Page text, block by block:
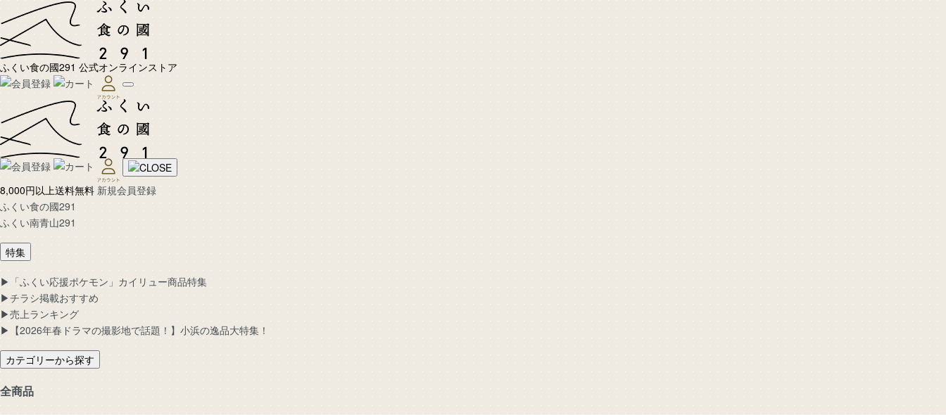
ふくい食の國291 公式オンラインストア
8,000円以上送料無料 新規会員登録
ふくい食の國291
ふくい南青山291
特集
▶︎「ふくい応援ポケモン」カイリュー商品特集
▶︎チラシ掲載おすすめ
▶︎売上ランキング
▶︎【2026年春ドラマの撮影地で話題！】小浜の逸品大特集！
カテゴリーから探す
全商品